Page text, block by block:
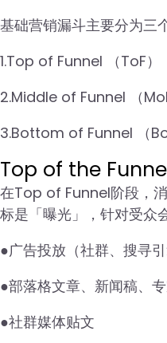
基础营销漏斗主要分为三
1.Top of Funnel （ToF）
2.Middle of Funnel （
3.Bottom of Funnel （
Top of the Funnel
在Top of Funnel阶段，
标是「曝光」，针对受众
●广告投放（社群、搜寻引
●部落格文章、新闻稿、
●社群媒体贴文